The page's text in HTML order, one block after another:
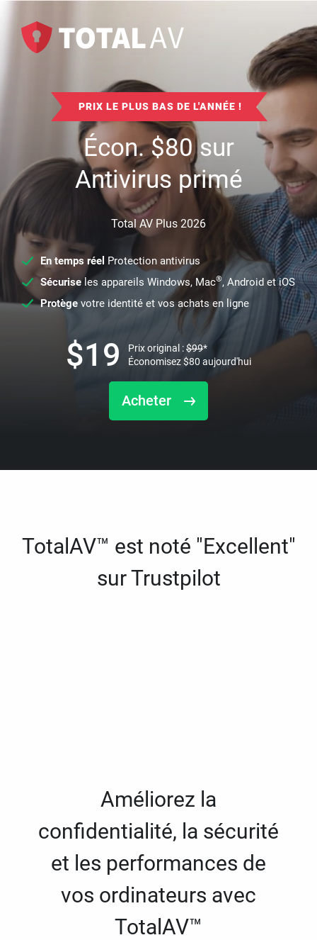
PRIX LE PLUS BAS DE L'ANNÉE !
Écon.$80sur
Antivirus primé
Total AV Plus 2026
En temps réel Protection antivirus
Sécuriseles appareils Windows, Mac®, Android et iOS
Protège votre identité et vos achats en ligne
Acheter
$19 Prix original :$99*
Économisez$80 aujourd'hui
TotalAV™ est noté "Excellent"
sur Trustpilot
Améliorez la
confidentialité, la sécurité
et les performances de
vos ordinateurs avec
TotalAV™